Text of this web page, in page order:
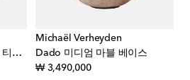
Niez Cube 스웨이드 우드 티슈 박스
Michaël Verheyden
Dado 미디엄 마블 베이스
₩ 3,490,000original price